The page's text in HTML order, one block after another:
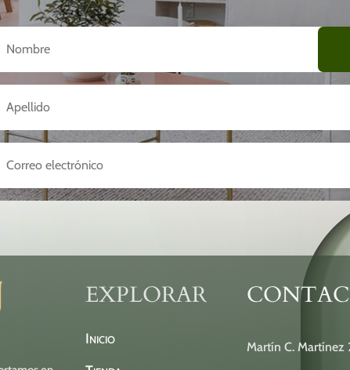
EXPLORAR
Inicio
Martín C. Martínez